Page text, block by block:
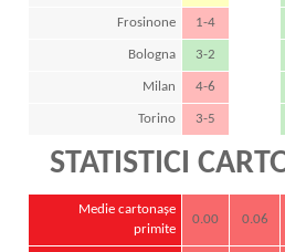
Frosinone 1-4
Bologna 3-2
Milan 4-6
Torino 3-5
STATISTICI
Medie cartonașe
primite
0.00 0.06